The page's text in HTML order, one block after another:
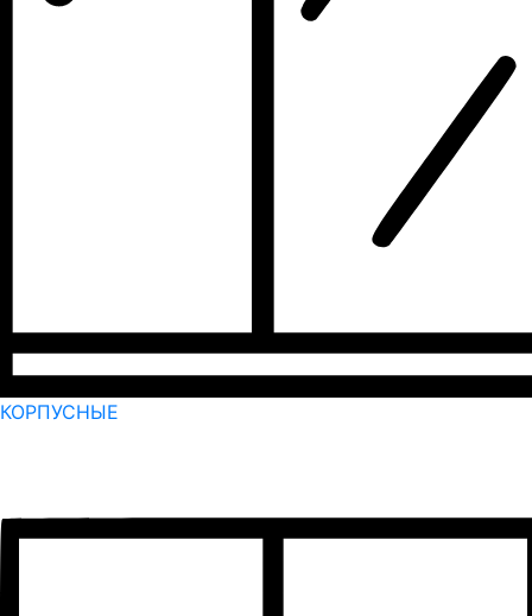
КОРПУСНЫЕ